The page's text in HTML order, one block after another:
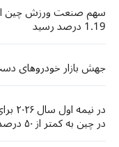
1.19 درصد رسید
جهش بازار خودروهای
در
در چین به کمتر از ۵۰ درصد رسید